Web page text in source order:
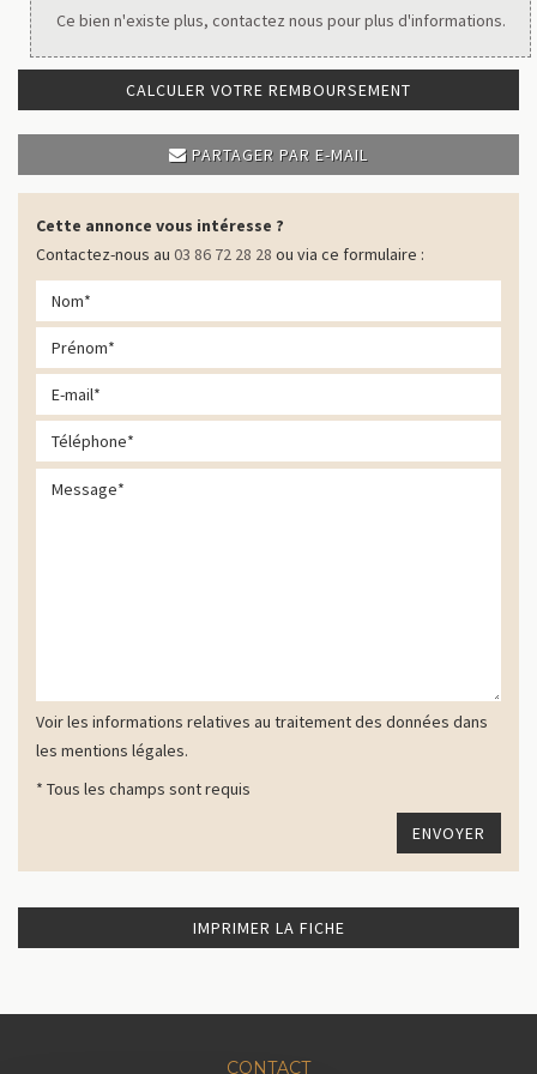
Ce bien n'existe plus, contactez nous pour plus d'informations.
CALCULER VOTRE REMBOURSEMENT
PARTAGER PAR E-MAIL
Cette annonce vous intéresse ?
Contactez-nous au 03 86 72 28 28 ou via ce formulaire :
Voir les informations relatives au traitement des données dans
les mentions légales.
* Tous les champs sont requis
IMPRIMER LA FICHE
CONTACT